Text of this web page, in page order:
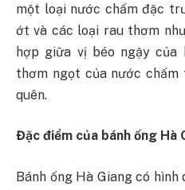
một loại nước chấm đặc
ớt và các loại rau thơm
hợp giữa vị béo ngậy của
thơm ngọt của nước
quên.
Đặc điểm của bánh ống Hà
Bánh ống Hà Giang có